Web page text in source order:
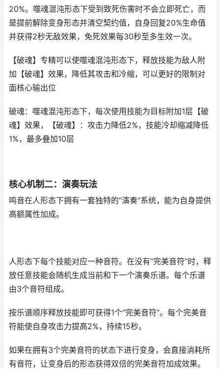
20%。噬魂混沌形态下受到致死伤害时不会立即死亡，而
是提前解除变身形态并清空契约值，自身回复20%生命值
并获得2秒无敌效果，免死效果每30秒至多生效一次。
【破魂】专精可以使噬魂混沌形态下，释放技能为敌人附
加【破魂】效果，降低其攻击和冷缩，可以更好的限制对
面核心输出位
破魂：噬魂混沌形态下，每次使用技能为目标附加1层【破
魂】效果，【破魂】：攻击力降低2%，技能冷却缩减降低
1%，最多叠加10层
核心机制二：演奏玩法
鸣音在人形态下拥有一套独特的“演奏”系统，能为自身提供
高额属性加成。
人形态下每个技能对应一种音符。在没有“完美音符”时，释
放任意技能会随机生成当前和下一个演奏乐谱。每个乐谱
由3个音符组成。
按乐谱顺序释放技能即可获得1个“完美音符”。每个完美音
符能使自身攻击力提高2%，持续15秒。
如果在拥有3个完美音符的状态下进行变身，会直接消耗所
有音符，让变身后的形态获得双倍的完美音符加成效果。